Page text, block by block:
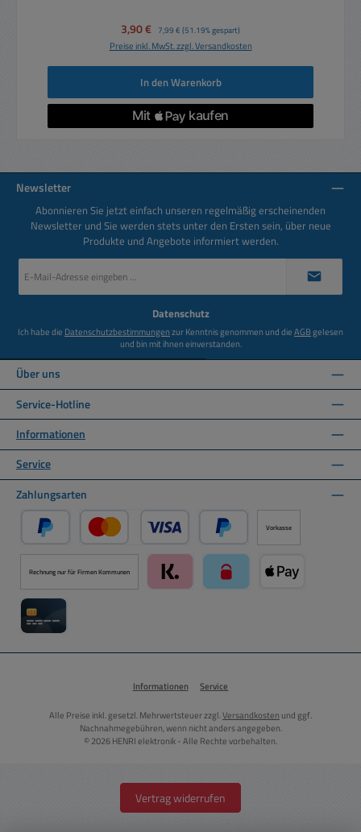
Verkaufspreis:
3,90 € Regulärer Preis:
7,99 € (51.19% gespart)
Preise inkl. MwSt. zzgl. Versandkosten
In den Warenkorb
Newsletter
Abonnieren Sie jetzt einfach unseren regelmäßig erscheinenden
Newsletter und Sie werden stets unter den Ersten sein, über neue
Produkte und Angebote informiert werden.
Mail-
Datenschutz
Ich habe die Datenschutzbestimmungenzur Kenntnis genommen und dieAGBgelesen
und bin mit ihnen einverstanden.
Über uns
Service-Hotline
Informationen
Service
Zahlungsarten
PayPal Kredit- oder Debitkarte über PayPal
Später Bezahlen über PayPal
Vorkasse
Rechnung nur für Firmen Kommunen
Informationen Service
Alle Preise inkl. gesetzl. Mehrwertsteuer zzgl.Versandkosten und ggf.
Nachnahmegebühren, wenn nicht anders angegeben.
© 2026 HENRI elektronik - Alle Rechte vorbehalten.
Vertrag widerrufen